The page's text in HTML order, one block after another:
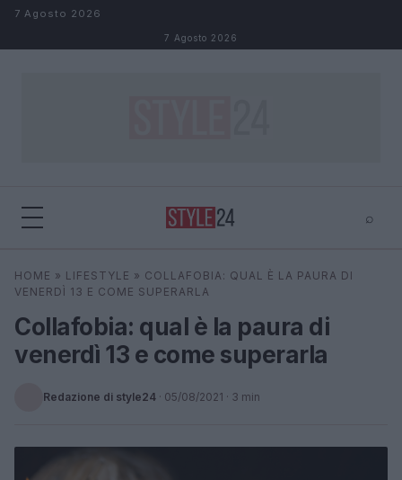
Salta al contenuto
7 Agosto 2026
7 Agosto 2026
⌕
Cerca ⌕
HOME » LIFESTYLE » COLLAFOBIA: QUAL È LA PAURA DI
VENERDÌ 13 E COME SUPERARLA
Collafobia: qual è la paura di
venerdì 13 e come superarla
Redazione di style24 · 05/08/2021 · 3 min